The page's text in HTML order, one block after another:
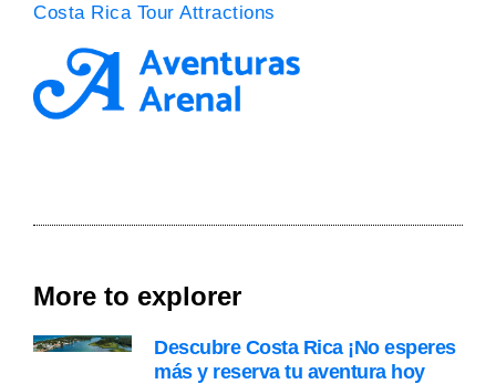
Costa Rica Tour Attractions
More to explorer
Descubre Costa Rica ¡No esperes
más y reserva tu aventura hoy